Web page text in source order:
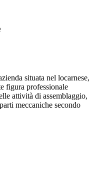
situata nel locarnese,
figura professionale
attività di assemblaggio,
meccaniche secondo